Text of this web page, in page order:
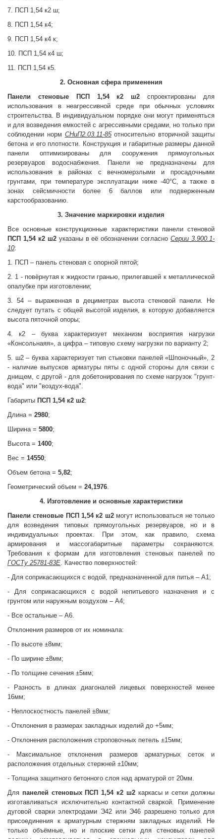
7. ПСП 1,54 к2 ш;
8. ПСП 1,54 к4;
9. ПСП 1,54 к4 к;
10. ПСП 1,54 к4 ш;
11. ПСП 1,54 к5.
2. Основная сфера применения
Панели стеновые
ПСП 1,54 к2 ш2 спроектированы для
использования в неагрессивной среде при обычных условиях
строительства. В индивидуальном порядке они могут применяться
и для возведения емкостей с агрессивными средами, но только при
соблюдении норм СНиП2.03.11-85относительно вторичной защиты
бетона и его плотности. Конструкция и габаритные размеры данной
панели оптимизированы для сооружения прямоугольных
резервуаров водоснабжения. Панели не предназначены для
использования в районах с вечномерзлыми и просадочными
грунтами, при температуре эксплуатации ниже -40°С, а также в
зонах сейсмичности более 6 баллов или подверженным
карстообразованию.
3. Значение маркировки изделия
Все основные конструкционные характеристики панели стеновой
ПСП 1,54 к2 ш2указаны в её обозначении согласноСерии 3.900.1-
10:
1. ПСП – панель стеновая с опорной пятой;
2. 1 - повёрнутая к жидкости гранью, прилегавшей к металлической
опалубке при изготовлении;
3. 54 – выраженная в дециметрах высота стеновой панели. Не
следует путать с общей высотой изделия, в которую добавляется
высота пяточной опоры;
4. к2 – буква характеризует механизм восприятия нагрузки
«Консольнаяя», а цифра – типовую схему нагрузки по варианту 2;
5. ш2 – буква характеризует тип стыковки панелей «Шпоночный», 2
- наличие выпусков арматуры пяты с одной стороны для связи с
днищем, с другой - для добетонирования по схеме нагрузок "грунт-
вода" или "воздух-вода".
Габариты ПСП 1,54 к2 ш2:
Длина = 2980;
Ширина = 5800;
Высота = 1400;
Вес = 14550;
Объем бетона = 5,82;
Геометрический объем = 24,1976.
4. Изготовление и основные характеристики
Панели стеновые ПСП 1,54 к2 ш2могут использоваться не только
для возведения типовых прямоугольных резервуаров, но и в
индивидуальных проектах. При этом, как правило, схема
армирования и массогабаритные параметры сохраняются.
Требования к формам для изготовления стеновых панелей по
ГОСТу 25781-83Е. Качество поверхностей:
- Для соприкасающихся с водой, предназначенной для питья – А1;
- Для соприкасающихся с водой непитьевого назначения и с
грунтом или наружным воздухом – А4;
- Все остальные – А6.
Отклонения размеров от их номинала:
- По высоте ±8мм;
- По ширине ±8мм;
- По толщине сечения ±5мм;
- Разность в длинах диагоналей лицевых поверхностей менее
16мм;
- Неплоскостность панелей ±8мм;
- Отклонения в размерах закладных изделий до +5мм;
- Отклонения расположения строповочных петель ±15мм;
- Максимальное отклонения размеров арматурных сеток и
расположения отдельных стержней ±10мм;
- Толщина защитного бетонного слоя над арматурой от 20мм.
Для панелей стеновых ПСП 1,54 к2 ш2каркасы и сетки должны
изготавливаться исключительно контактной сваркой. Применение
дуговой сварки электродами Э42 или Э46 разрешено только для
присоединения к арматурным стержням закладных изделий. Не
только объёмные, но и плоские сетки для стеновых панелей